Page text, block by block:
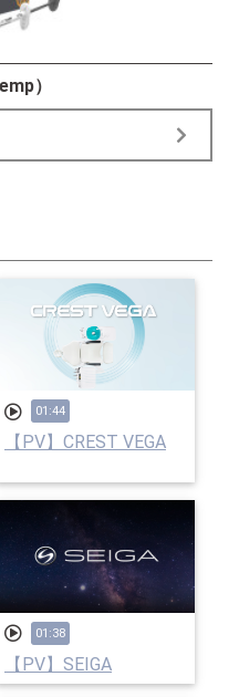
）
01:44
【PV】CREST VEGA
01:38
【PV】SEIGA